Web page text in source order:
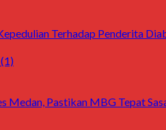
Terhadap Penderita
Medan, Pastikan MBG Tepat